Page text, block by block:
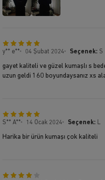
y** e** 04 Şubat 2024 Seçenek: S
gayet kaliteli ve güzel kumaşlı s
uzun geldi 160 boyundaysanız xs
S** A** 14 Ocak 2024 Seçenek: L
Harika bir ürün kumaşı çok kaliteli